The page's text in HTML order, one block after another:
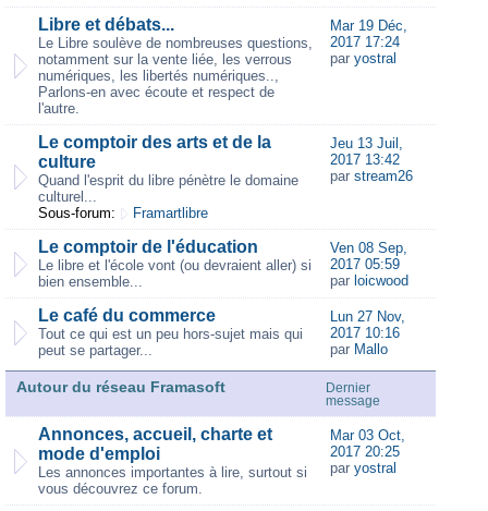
Libre et débats...
Le Libre soulève de nombreuses questions,
notamment sur la vente liée, les verrous
numériques, les libertés numériques..,
Parlons-en avec écoute et respect de
l'autre.
Mar 19 Déc,
2017 17:24
par yostral
Le comptoir des arts et de la
culture
Quand l'esprit du libre pénètre le domaine
culturel...
Sous-forum:
Framartlibre
Jeu 13 Juil,
2017 13:42
par stream26
Le comptoir de l'éducation
Le libre et l'école vont (ou devraient aller) si
bien ensemble...
Ven 08 Sep,
2017 05:59
par loicwood
Le café du commerce
Tout ce qui est un peu hors-sujet mais qui
peut se partager...
Lun 27 Nov,
2017 10:16
par Mallo
Autour du réseau Framasoft
Dernier
message
Annonces, accueil, charte et
mode d'emploi
Les annonces importantes à lire, surtout si
vous découvrez ce forum.
Mar 03 Oct,
2017 20:25
par yostral